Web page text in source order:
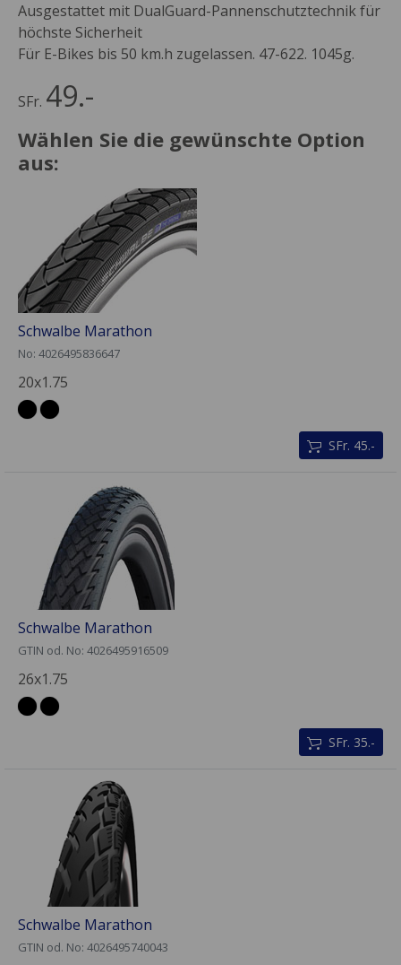
Ausgestattet mit DualGuard-Pannenschutztechnik für
höchste Sicherheit
Für E-Bikes bis 50 km.h zugelassen. 47-622. 1045g.
SFr. 49.-
Wählen Sie die gewünschte Option
aus:
Schwalbe Marathon
No: 4026495836647
20x1.75
SFr. 45.-
Schwalbe Marathon
GTIN od. No: 4026495916509
26x1.75
SFr. 35.-
Schwalbe Marathon
GTIN od. No: 4026495740043